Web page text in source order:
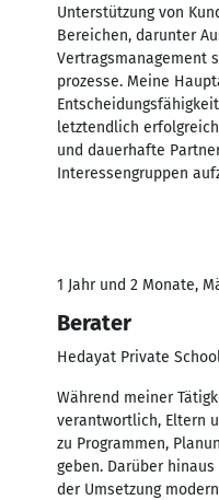
Unterstützung von
Bereichen, darunter
Vertragsmanagement
prozesse. Meine
letztendlich
und dauerhafte
Interessengruppen
1 Jahr und 2 Monate,
Berater
Hedayat Private
Während meiner
verantwortlich, Eltern
zu Programmen,
geben. Darüber
der Umsetzung